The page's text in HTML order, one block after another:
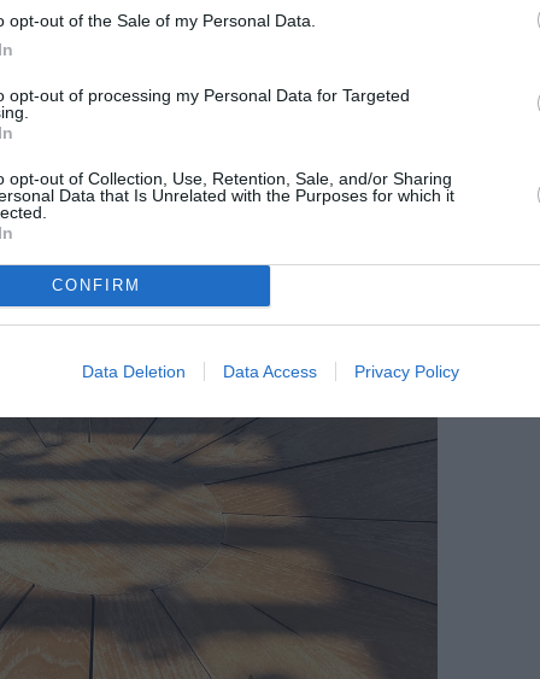
opt-out of the Sale of my Personal Data.
opt-out of processing my Personal Data for Targeted
opt-out of Collection, Use, Retention, Sale, and/or Sharing
Data that Is Unrelated with the Purposes for which it
CONFIRM
Data Deletion Data Access Privacy Policy